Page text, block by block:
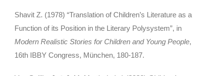
Shavit Z. (1978) “Translation of Children’s Literature as a
Function of its Position in the Literary Polysystem”, in
Modern Realistic Stories for Children and Young People,
16th IBBY Congress, München, 180-187.